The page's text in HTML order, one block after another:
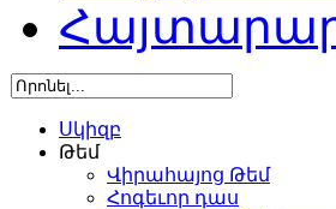
Սկիզբ
Թեմ
Վիրահայոց Թեմ
Հոգեւոր դաս